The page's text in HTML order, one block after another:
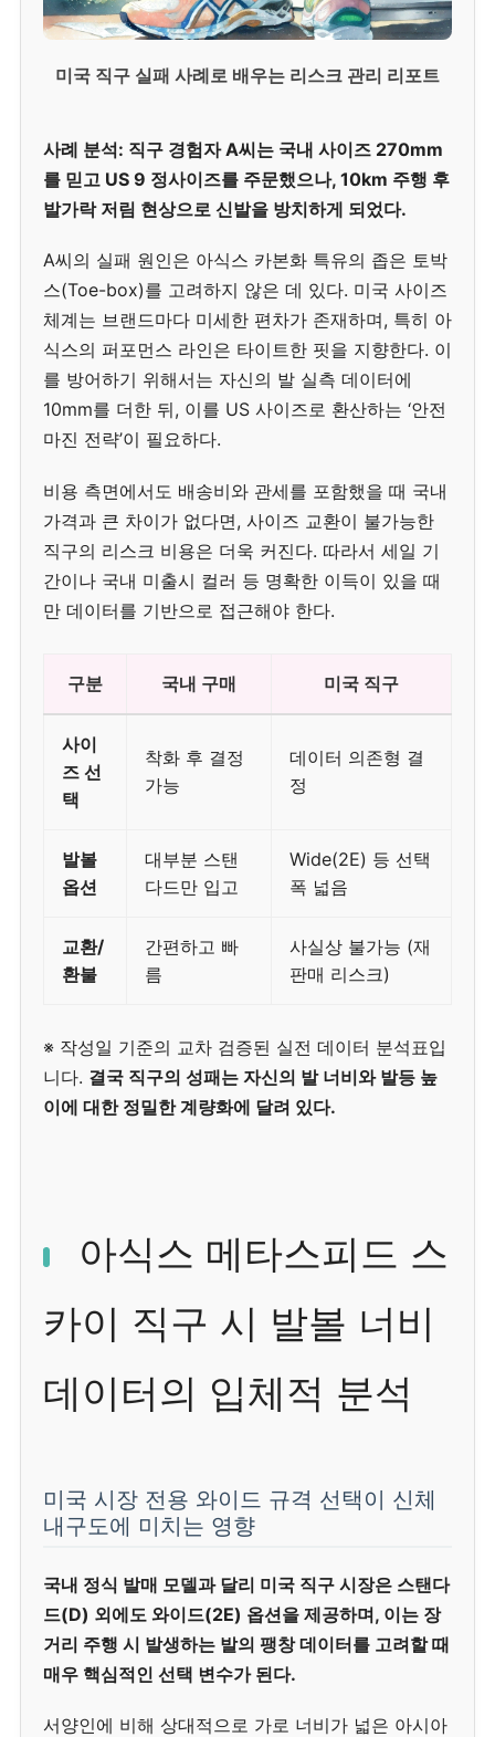
미국 직구 실패 사례로 배우는 리스크 관리 리포트
사례 분석: 직구 경험자 A씨는 국내 사이즈 270mm
를 믿고 US 9 정사이즈를 주문했으나, 10km 주행 후
발가락 저림 현상으로 신발을 방치하게 되었다.
A씨의 실패 원인은 아식스 카본화 특유의 좁은 토박
스(Toe-box)를 고려하지 않은 데 있다. 미국 사이즈
체계는 브랜드마다 미세한 편차가 존재하며, 특히 아
식스의 퍼포먼스 라인은 타이트한 핏을 지향한다. 이
를 방어하기 위해서는 자신의 발 실측 데이터에
10mm를 더한 뒤, 이를 US 사이즈로 환산하는 ‘안전
마진 전략’이 필요하다.
비용 측면에서도 배송비와 관세를 포함했을 때 국내
가격과 큰 차이가 없다면, 사이즈 교환이 불가능한
직구의 리스크 비용은 더욱 커진다. 따라서 세일 기
간이나 국내 미출시 컬러 등 명확한 이득이 있을 때
만 데이터를 기반으로 접근해야 한다.
구분 국내 구매 미국 직구
사이
즈 선
택
착화 후 결정
가능
데이터 의존형 결
정
발볼
옵션
대부분 스탠
다드만 입고
Wide(2E) 등 선택
폭 넓음
교환/
환불
간편하고 빠
름
사실상 불가능 (재
판매 리스크)
※ 작성일 기준의 교차 검증된 실전 데이터 분석표입
니다. 결국 직구의 성패는 자신의 발 너비와 발등 높
이에 대한 정밀한 계량화에 달려 있다.
아식스 메타스피드 스
카이 직구 시 발볼 너비
데이터의 입체적 분석
미국 시장 전용 와이드 규격 선택이 신체
내구도에 미치는 영향
국내 정식 발매 모델과 달리 미국 직구 시장은 스탠다
드(D) 외에도 와이드(2E) 옵션을 제공하며, 이는 장
거리 주행 시 발생하는 발의 팽창 데이터를 고려할 때
매우 핵심적인 선택 변수가 된다.
서양인에 비해 상대적으로 가로 너비가 넓은 아시아